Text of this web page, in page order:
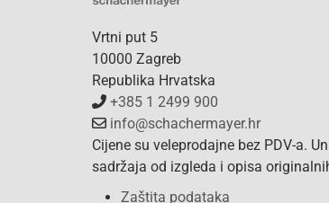
Vrtni put 5
10000 Zagreb
Republika Hrvatska
+385 1 2499 900
info@schachermayer.hr
Cijene su veleprodajne bez PDV-a.
sadržaja od izgleda i opisa
Zaštita podataka